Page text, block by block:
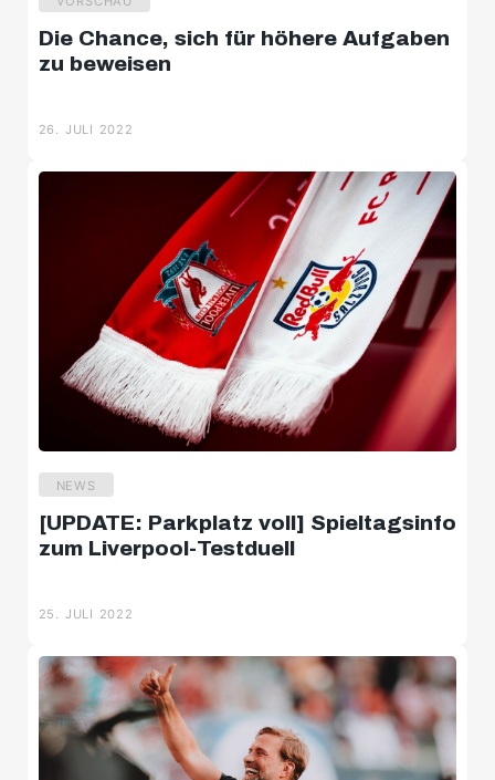
Die Chance, sich für höhere Aufgaben
zu beweisen
26. JULI 2022
NEWS
[UPDATE: Parkplatz voll] Spieltagsinfo
zum Liverpool-Testduell
25. JULI 2022